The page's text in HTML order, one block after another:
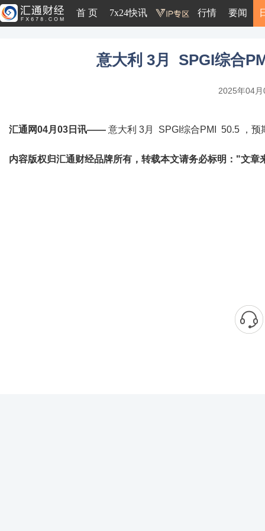
首 页 7x24快讯 行情 要闻
意大利 3月 SPGI综合
2025年04
汇通网04月03日讯—— 意大利 3月 SPGI综合PMI 50.5 ，预
内容版权归汇通财经品牌所有，转载本文请务必标明："文章